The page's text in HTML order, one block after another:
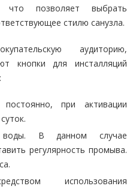
что позволяет выбрать
стилю санузла.
аудиторию,
кнопки для инсталляций
при активации
воды. В данном случае
регулярность промыва.
использования